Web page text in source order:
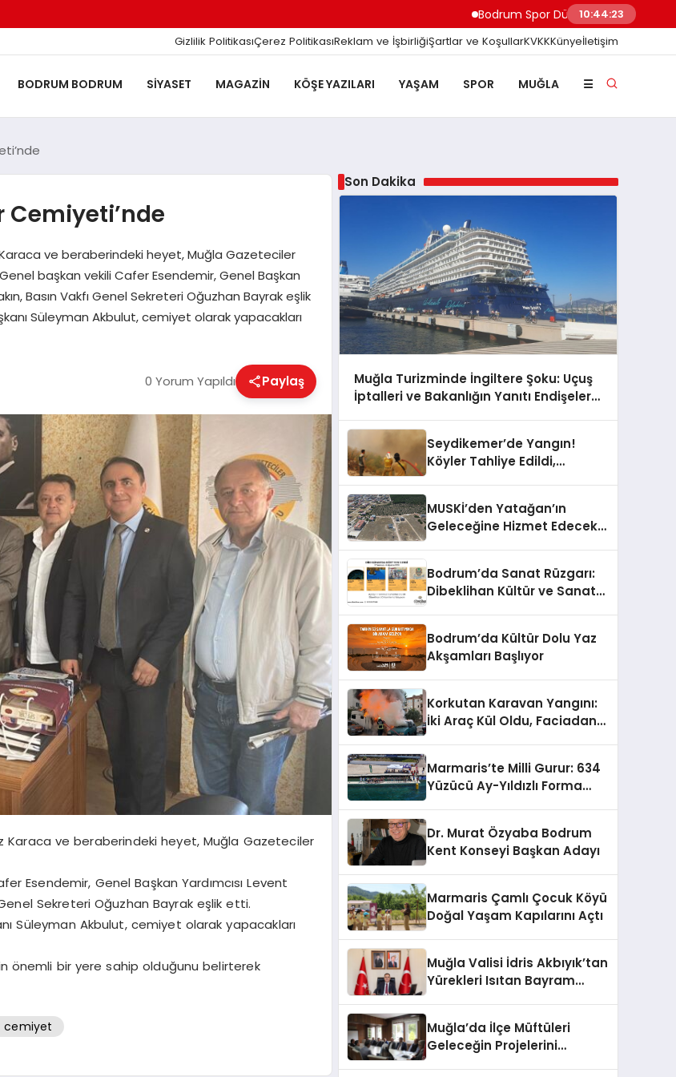
Bodrum Spor Dünyasını Sarsan Açıklama:
10:44:24
Gizlilik PolitikasıÇerez PolitikasıReklam ve İşbirliğiŞartlar ve KoşullarKVKKKünyeİletişim
BODRUM BODRUM SIYASET MAGAZIN KÖŞE YAZILARI YAŞAM SPOR MUĞLA ☰
Cemiyeti’nde
ve beraberindeki heyet, Muğla Gazeteciler
başkan vekili Cafer Esendemir, Genel Başkan
Basın Vakfı Genel Sekreteri Oğuzhan Bayrak eşlik
Süleyman Akbulut, cemiyet olarak yapacakları
0 Yorum Yapıldı Paylaş
Karaca ve beraberindeki heyet, Muğla Gazeteciler
Esendemir, Genel Başkan Yardımcısı Levent
Sekreteri Oğuzhan Bayrak eşlik etti.
Süleyman Akbulut, cemiyet olarak yapacakları
önemli bir yere sahip olduğunu belirterek
cemiyet
Son Dakika
Muğla Turizminde İngiltere Şoku: Uçuş
İptalleri ve Bakanlığın Yanıtı Endişeleri
Seydikemer’de Yangın!
Köyler Tahliye Edildi,
MUSKİ’den Yatağan’ın
Geleceğine Hizmet Edecek
Bodrum’da Sanat Rüzgarı:
Dibeklihan Kültür ve Sanat
Bodrum’da Kültür Dolu Yaz
Akşamları Başlıyor
Korkutan Karavan Yangını:
İki Araç Kül Oldu, Faciadan
Marmaris’te Milli Gurur: 634
Yüzücü Ay-Yıldızlı Forma
Dr. Murat Özyaba Bodrum
Kent Konseyi Başkan Adayı
Marmaris Çamlı Çocuk Köyü
Doğal Yaşam Kapılarını Açtı
Muğla Valisi İdris Akbıyık’tan
Yürekleri Isıtan Bayram
Muğla’da İlçe Müftüleri
Geleceğin Projelerini